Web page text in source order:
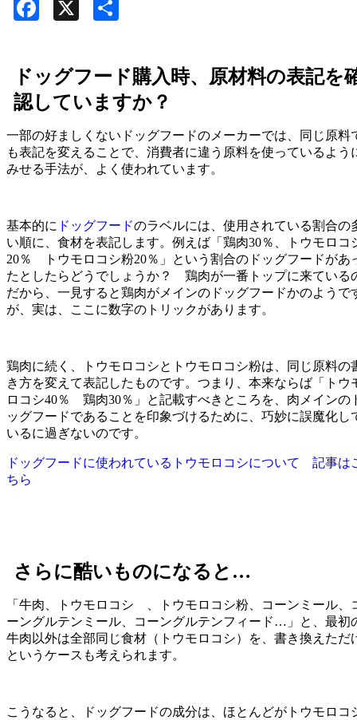
Facebook
ドッグフード購入時、原材料の表記を
認していますか？
一部の好ましくないドッグフードのメーカーでは、同じ原料
も表記を変えることで、消費者に違う原料を使っているよう
みせる手法が、よく使われています。
基本的に ドッグフードのラベルには、使用されている割合の
い順に、食材を表記します。例えば「鶏肉30％、トウモロコ
20％ トウモロコシ粉20％」という割合のドッグフードがあ
たとしたらどうでしょうか？ 鶏肉が一番トップに来ている
だから、一見すると鶏肉がメインのドッグフードかのようで
が、実は、ここに数字のトリックがあります。
鶏肉に続く、トウモロコシとトウモロコシ粉は、同じ原料の
き方を変えて表記したものです。つまり、本来ならば「トウ
ロコシ40％ 鶏肉30％」と記載すべきところを、肉メインの
ッグフードであることを印象づけるために、巧妙に誤魔化し
いるに過ぎないのです。
ドッグフードに使われているトウモロコシについて 記事は
ちら
さらに酷いものになると…
「牛肉、トウモロコシ 、トウモロコシ粉、コーンミール、
ーングルテンミール、コーングルテンフィード…」と、最初
牛肉以外は全部同じ食材（トウモロコシ）を、書き換えただ
というケースも考えられます。
こうなると、ドッグフードの成分は、ほとんどがトウモロコ